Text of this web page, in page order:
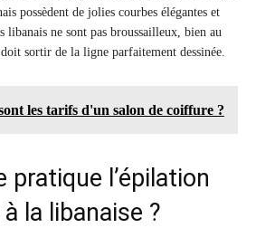
possèdent de jolies courbes élégantes et
libanais ne sont pas broussailleux, bien au
sortir de la ligne parfaitement dessinée.
les tarifs d'un salon de coiffure ?
pratique l’épilation
la libanaise ?